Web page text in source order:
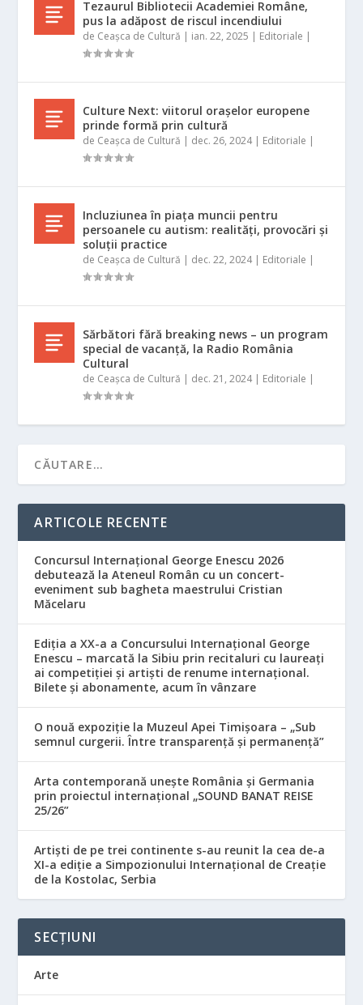
Tezaurul Bibliotecii Academiei Române,
pus la adăpost de riscul incendiului
de Ceașca de Cultură | ian. 22, 2025 | Editoriale |
Culture Next: viitorul orașelor europene
prinde formă prin cultură
de Ceașca de Cultură | dec. 26, 2024| Editoriale |
Incluziunea în piața muncii pentru
persoanele cu autism: realități, provocări și
soluții practice
de Ceașca de Cultură | dec. 22, 2024| Editoriale |
Sărbători fără breaking news – un program
special de vacanță, la Radio România
Cultural
de Ceașca de Cultură | dec. 21, 2024| Editoriale |
ARTICOLE RECENTE
Concursul Internațional George Enescu 2026
debutează la Ateneul Român cu un concert-
eveniment sub bagheta maestrului Cristian
Măcelaru
Ediția a XX-a a Concursului Internațional George
Enescu – marcată la Sibiu prin recitaluri cu laureați
ai competiției și artiști de renume internațional.
Bilete și abonamente, acum în vânzare
O nouă expoziție la Muzeul Apei Timișoara – „Sub
semnul curgerii. Între transparență și permanență”
Arta contemporană unește România și Germania
prin proiectul internațional „SOUND BANAT REISE
25/26”
Artiști de pe trei continente s-au reunit la cea de-a
XI-a ediție a Simpozionului Internațional de Creație
de la Kostolac, Serbia
SECȚIUNI
Arte